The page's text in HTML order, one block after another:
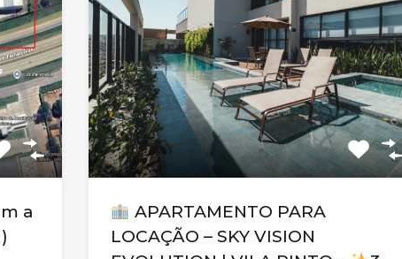
a
APARTAMENTO PARA
LOCAÇÃO – SKY VISION